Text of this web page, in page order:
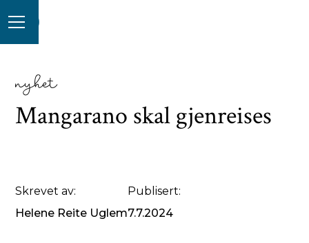
nyhet
Mangarano skal gjenreises
Skrevet av:
Helene Reite Uglem
Publisert:
7.7.2024